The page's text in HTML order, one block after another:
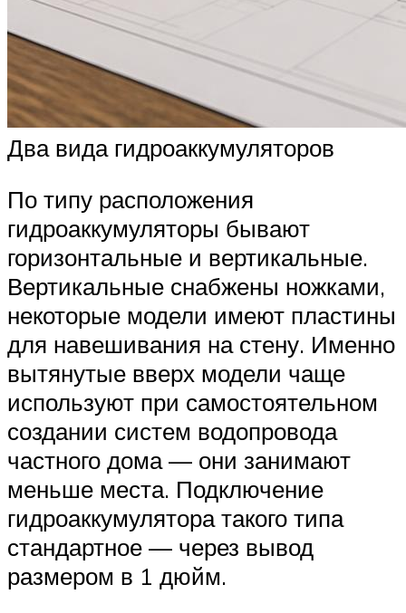
Два вида гидроаккумуляторов
По типу расположения
гидроаккумуляторы бывают
горизонтальные и вертикальные.
Вертикальные снабжены ножками,
некоторые модели имеют пластины
для навешивания на стену. Именно
вытянутые вверх модели чаще
используют при самостоятельном
создании систем водопровода
частного дома — они занимают
меньше места. Подключение
гидроаккумулятора такого типа
стандартное — через вывод
размером в 1 дюйм.